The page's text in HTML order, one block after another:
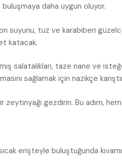
daha uygun oluyor.
suyunu, tuz ve karabiberi
katacak.
salatalıkları, taze nane ve
sağlamak için nazikçe
zeytinyağı gezdirin. Bu adım,
erişteyle buluştuğunda